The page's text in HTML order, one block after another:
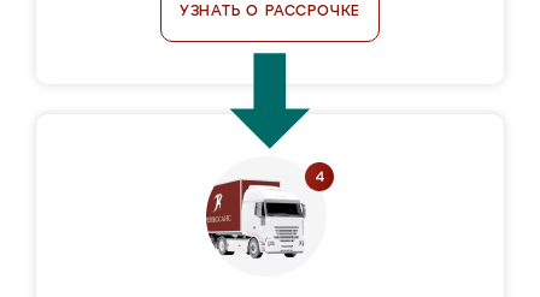
УЗНАТЬ О РАССРОЧКЕ